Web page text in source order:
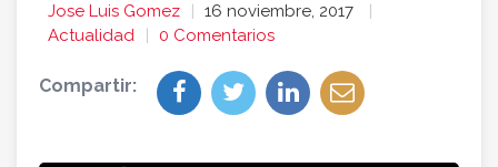
Jose Luis Gomez
16 noviembre, 2017
Actualidad
0 Comentarios
Compartir: